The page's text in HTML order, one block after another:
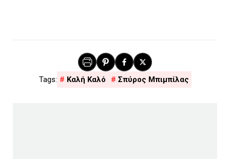
Καλή Καλό Σπύρος Μπιμπίλας